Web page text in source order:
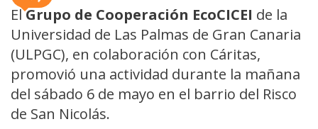
ElGrupo de Cooperación EcoCICEI de la
Universidad de Las Palmas de Gran Canaria
(ULPGC), en colaboración con Cáritas,
promovió una actividad durante la mañana
del sábado 6 de mayo en el barrio del Risco
de San Nicolás.